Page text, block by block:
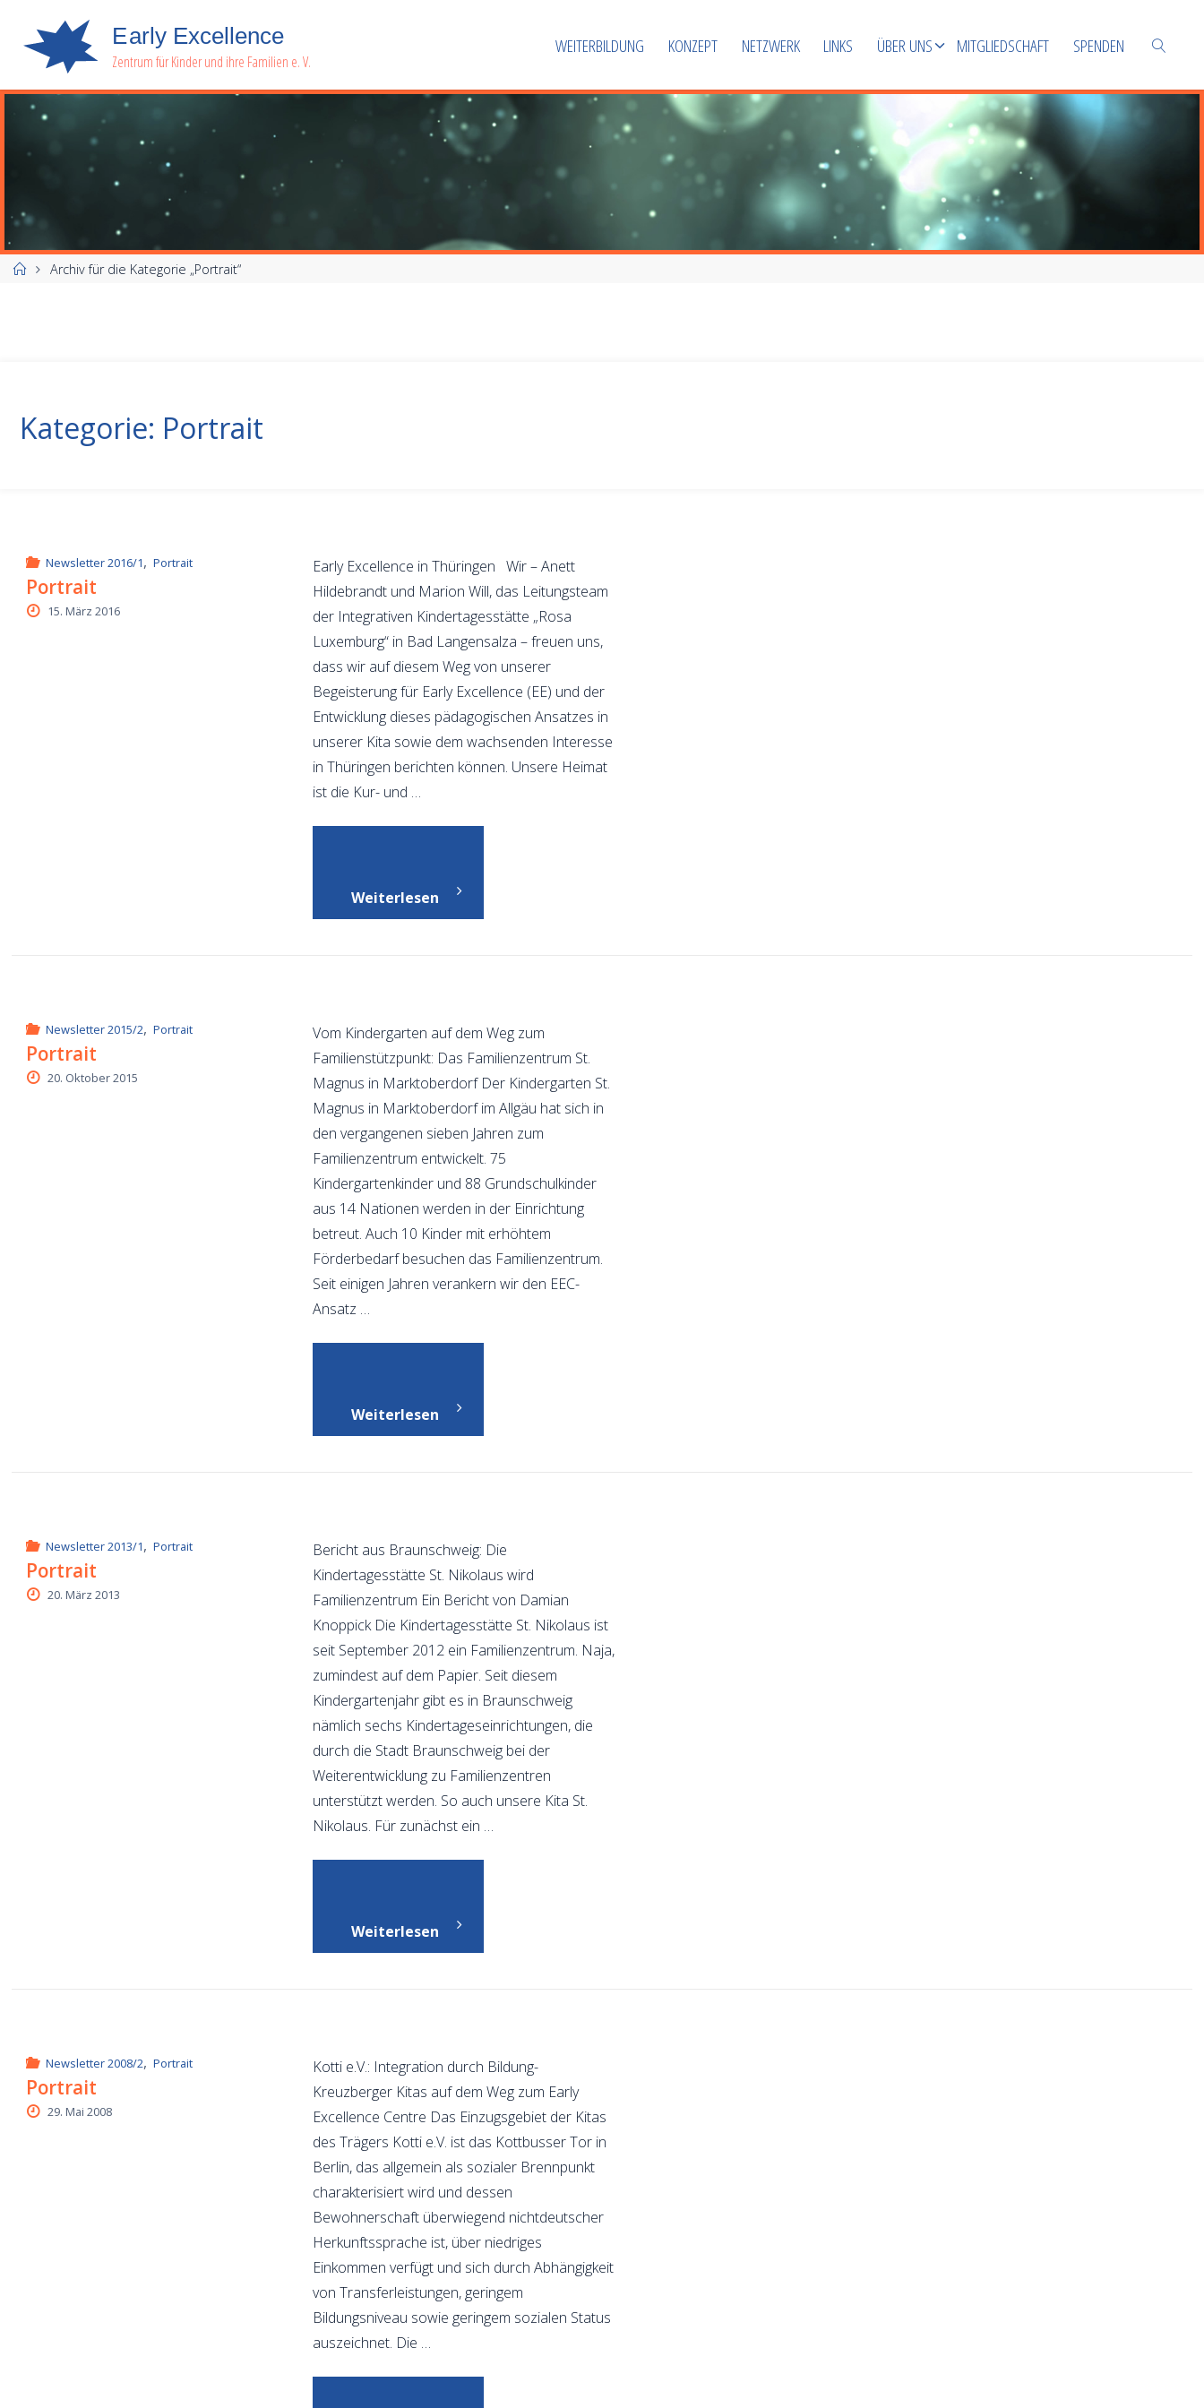
Ear ly Exce ence
Zentrum für Kinder und ihre Familien e. V.
WEITERBILDUNG KONZEPT NETZWERK LINKS ÜBER UNS MITGLIEDSCHAFT SPENDEN
SUCHEN
StartArchiv für die Kategorie „Portrait“
Kategorie: Portrait
Newsletter 2016/1, Portrait
Portrait
15. März 2016
Early Excellence in Thüringen Wir – Anett
Hildebrandt und Marion Will, das Leitungsteam
der Integrativen Kindertagesstätte „Rosa
Luxemburg“ in Bad Langensalza – freuen uns,
dass wir auf diesem Weg von unserer
Begeisterung für Early Excellence (EE) und der
Entwicklung dieses pädagogischen Ansatzes in
unserer Kita sowie dem wachsenden Interesse
in Thüringen berichten können. Unsere Heimat
ist die Kur- und …
Weiterlesen
Newsletter 2015/2, Portrait
Portrait
20. Oktober 2015
Vom Kindergarten auf dem Weg zum
Familienstützpunkt: Das Familienzentrum St.
Magnus in Marktoberdorf Der Kindergarten St.
Magnus in Marktoberdorf im Allgäu hat sich in
den vergangenen sieben Jahren zum
Familienzentrum entwickelt. 75
Kindergartenkinder und 88 Grundschulkinder
aus 14 Nationen werden in der Einrichtung
betreut. Auch 10 Kinder mit erhöhtem
Förderbedarf besuchen das Familienzentrum.
Seit einigen Jahren verankern wir den EEC-
Ansatz …
Weiterlesen
Newsletter 2013/1, Portrait
Portrait
20. März 2013
Bericht aus Braunschweig: Die
Kindertagesstätte St. Nikolaus wird
Familienzentrum Ein Bericht von Damian
Knoppick Die Kindertagesstätte St. Nikolaus ist
seit September 2012 ein Familienzentrum. Naja,
zumindest auf dem Papier. Seit diesem
Kindergartenjahr gibt es in Braunschweig
nämlich sechs Kindertageseinrichtungen, die
durch die Stadt Braunschweig bei der
Weiterentwicklung zu Familienzentren
unterstützt werden. So auch unsere Kita St.
Nikolaus. Für zunächst ein …
Weiterlesen
Newsletter 2008/2, Portrait
Portrait
29. Mai 2008
Kotti e.V.: Integration durch Bildung-
Kreuzberger Kitas auf dem Weg zum Early
Excellence Centre Das Einzugsgebiet der Kitas
des Trägers Kotti e.V. ist das Kottbusser Tor in
Berlin, das allgemein als sozialer Brennpunkt
charakterisiert wird und dessen
Bewohnerschaft überwiegend nichtdeutscher
Herkunftssprache ist, über niedriges
Einkommen verfügt und sich durch Abhängigkeit
von Transferleistungen, geringem
Bildungsniveau sowie geringem sozialen Status
auszeichnet. Die …